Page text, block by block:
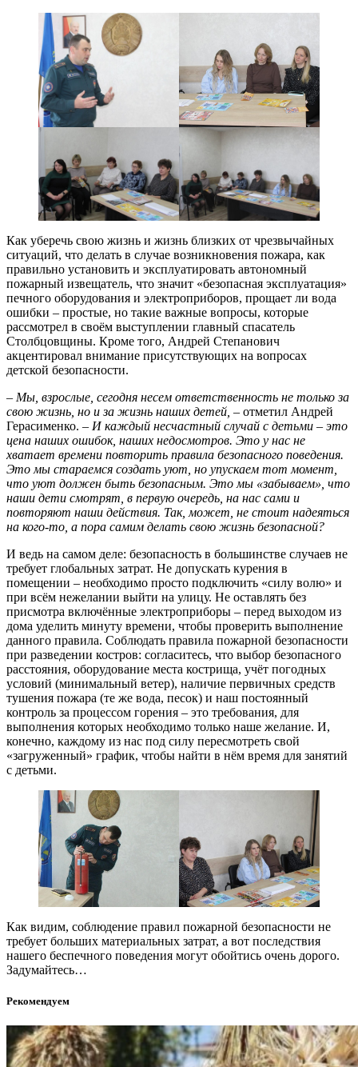
Как уберечь свою жизнь и жизнь близких от чрезвычайных
ситуаций, что делать в случае возникновения пожара, как
правильно установить и эксплуатировать автономный
пожарный извещатель, что значит «безопасная эксплуатация»
печного оборудования и электроприборов, прощает ли вода
ошибки – простые, но такие важные вопросы, которые
рассмотрел в своём выступлении главный спасатель
Столбцовщины. Кроме того, Андрей Степанович
акцентировал внимание присутствующих на вопросах
детской безопасности.
– Мы, взрослые, сегодня несем ответственность не только за
свою жизнь, но и за жизнь наших детей, – отметил Андрей
Герасименко. – И каждый несчастный случай с детьми – это
цена наших ошибок, наших недосмотров. Это у нас не
хватает времени повторить правила безопасного поведения.
Это мы стараемся создать уют, но упускаем тот момент,
что уют должен быть безопасным. Это мы «забываем», что
наши дети смотрят, в первую очередь, на нас сами и
повторяют наши действия. Так, может, не стоит надеяться
на кого-то, а пора самим делать свою жизнь безопасной?
И ведь на самом деле: безопасность в большинстве случаев не
требует глобальных затрат. Не допускать курения в
помещении – необходимо просто подключить «силу волю» и
при всём нежелании выйти на улицу. Не оставлять без
присмотра включённые электроприборы – перед выходом из
дома уделить минуту времени, чтобы проверить выполнение
данного правила. Соблюдать правила пожарной безопасности
при разведении костров: согласитесь, что выбор безопасного
расстояния, оборудование места кострища, учёт погодных
условий (минимальный ветер), наличие первичных средств
тушения пожара (те же вода, песок) и наш постоянный
контроль за процессом горения – это требования, для
выполнения которых необходимо только наше желание. И,
конечно, каждому из нас под силу пересмотреть свой
«загруженный» график, чтобы найти в нём время для занятий
с детьми.
Как видим, соблюдение правил пожарной безопасности не
требует больших материальных затрат, а вот последствия
нашего беспечного поведения могут обойтись очень дорого.
Задумайтесь…
Рекомендуем